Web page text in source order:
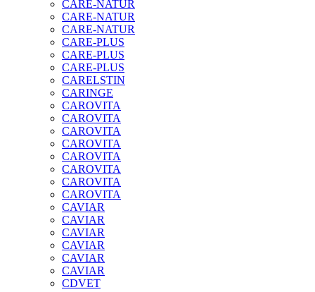
CARE-NATUR
CARE-NATUR
CARE-NATUR
CARE-PLUS
CARE-PLUS
CARE-PLUS
CARELSTIN
CARINGE
CAROVITA
CAROVITA
CAROVITA
CAROVITA
CAROVITA
CAROVITA
CAROVITA
CAROVITA
CAVIAR
CAVIAR
CAVIAR
CAVIAR
CAVIAR
CAVIAR
CDVET